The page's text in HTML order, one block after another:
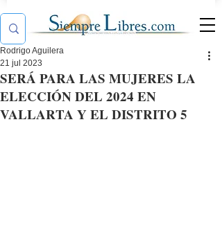
SERÁ PARA LAS MUJERES LA
ELECCIÓN DEL 2024 EN
VALLARTA Y EL DISTRITO 5
Rodrigo Aguilera
21 jul 2023